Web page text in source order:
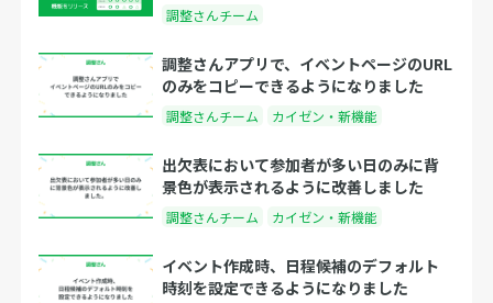
調整さんチーム
調整さんアプリで、イベントページのURL
のみをコピーできるようになりました
調整さんチーム カイゼン・新機能
出欠表において参加者が多い日のみに背
景色が表示されるように改善しました
調整さんチーム カイゼン・新機能
イベント作成時、日程候補のデフォルト
時刻を設定できるようになりました